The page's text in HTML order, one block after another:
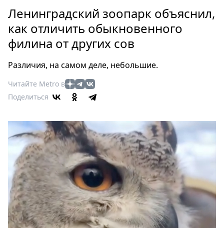
Россия
Мир
Здоровье
Туризм
Мода
Театр
Афиша
Книги
Выставки
Пресс-
релизы
О
Metro
Стримы
Ленинградский зоопарк объяснил,
как отличить обыкновенного
филина от других сов
Различия, на самом деле, небольшие.
Читайте Metro в
Поделиться